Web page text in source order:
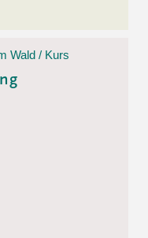
Wald / Kurs